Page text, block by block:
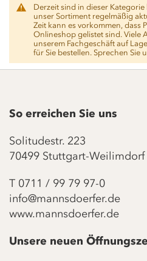
Derzeit sind in dieser
unser Sortiment regelmäßig
Zeit kann es vorkommen, dass
Onlineshop gelistet sind. Viele
unserem Fachgeschäft auf
für Sie bestellen. Sprechen Sie
So erreichen Sie uns
Solitudestr. 223
70499 Stuttgart-Weilimdorf
T 0711 / 99 79 97-0
info@mannsdoerfer.de
www.mannsdoerfer.de
Unsere neuen